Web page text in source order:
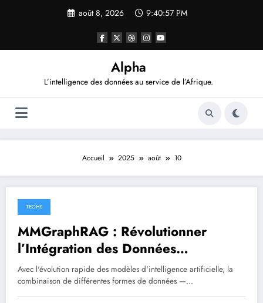
août 8, 2026 9:40:58 PM
Alpha
L’intelligence des données au service de l’Afrique.
Accueil 2025 août 10
août 10, 2025
TECHS
MMGraphRAG : Révolutionner
l’Intégration des Données
Multimodales pour l’IA
Avec l'évolution rapide des modèles d'intelligence artificielle, la
combinaison de différentes formes de données —…